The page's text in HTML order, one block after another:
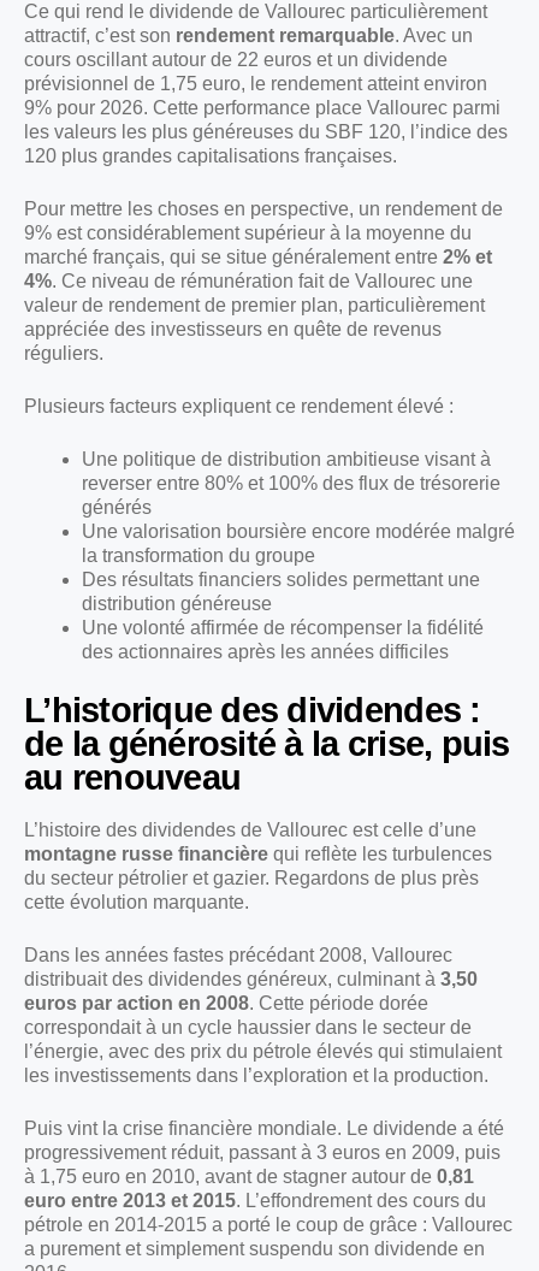
Ce qui rend le dividende de Vallourec particulièrement
attractif, c’est son rendement remarquable. Avec un
cours oscillant autour de 22 euros et un dividende
prévisionnel de 1,75 euro, le rendement atteint environ
9% pour 2026. Cette performance place Vallourec parmi
les valeurs les plus généreuses du SBF 120, l’indice des
120 plus grandes capitalisations françaises.
Pour mettre les choses en perspective, un rendement de
9% est considérablement supérieur à la moyenne du
marché français, qui se situe généralement entre 2% et
4%. Ce niveau de rémunération fait de Vallourec une
valeur de rendement de premier plan, particulièrement
appréciée des investisseurs en quête de revenus
réguliers.
Plusieurs facteurs expliquent ce rendement élevé :
Une politique de distribution ambitieuse visant à
reverser entre 80% et 100% des flux de trésorerie
générés
Une valorisation boursière encore modérée malgré
la transformation du groupe
Des résultats financiers solides permettant une
distribution généreuse
Une volonté affirmée de récompenser la fidélité
des actionnaires après les années difficiles
L’historique des dividendes :
de la générosité à la crise, puis
au renouveau
L’histoire des dividendes de Vallourec est celle d’une
montagne russe financière qui reflète les turbulences
du secteur pétrolier et gazier. Regardons de plus près
cette évolution marquante.
Dans les années fastes précédant 2008, Vallourec
distribuait des dividendes généreux, culminant à 3,50
euros par action en 2008. Cette période dorée
correspondait à un cycle haussier dans le secteur de
l’énergie, avec des prix du pétrole élevés qui stimulaient
les investissements dans l’exploration et la production.
Puis vint la crise financière mondiale. Le dividende a été
progressivement réduit, passant à 3 euros en 2009, puis
à 1,75 euro en 2010, avant de stagner autour de 0,81
euro entre 2013 et 2015. L’effondrement des cours du
pétrole en 2014-2015 a porté le coup de grâce : Vallourec
a purement et simplement suspendu son dividende en